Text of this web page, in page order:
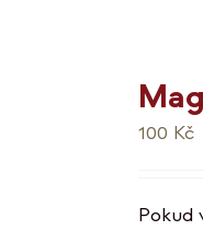
100 Kč
Pokud